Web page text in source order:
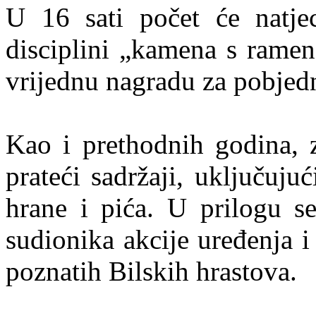
U 16 sati počet će
disciplini „kamena s
vrijednu nagradu za
Kao i prethodnih godina,
prateći sadržaji,
hrane i pića. U prilogu
sudionika akcije uređenja
poznatih Bilskih hrastova.